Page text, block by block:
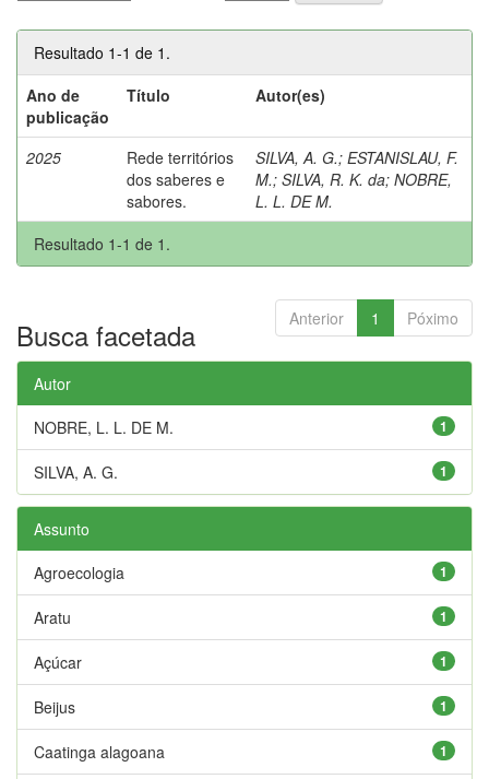
Resultado 1-1 de 1.
Ano de
publicação
Título Autor(es)
2025
Rede territórios
dos saberes e
sabores.
SILVA, A. G.; ESTANISLAU, F.
M.; SILVA, R. K. da; NOBRE,
L. L. DE M.
Resultado 1-1 de 1.
Anterior 1 Póximo
Busca facetada
Autor
1
NOBRE, L. L. DE M.
1
SILVA, A. G.
Assunto
1
Agroecologia
1
Aratu
1
Açúcar
1
Beijus
1
Caatinga alagoana